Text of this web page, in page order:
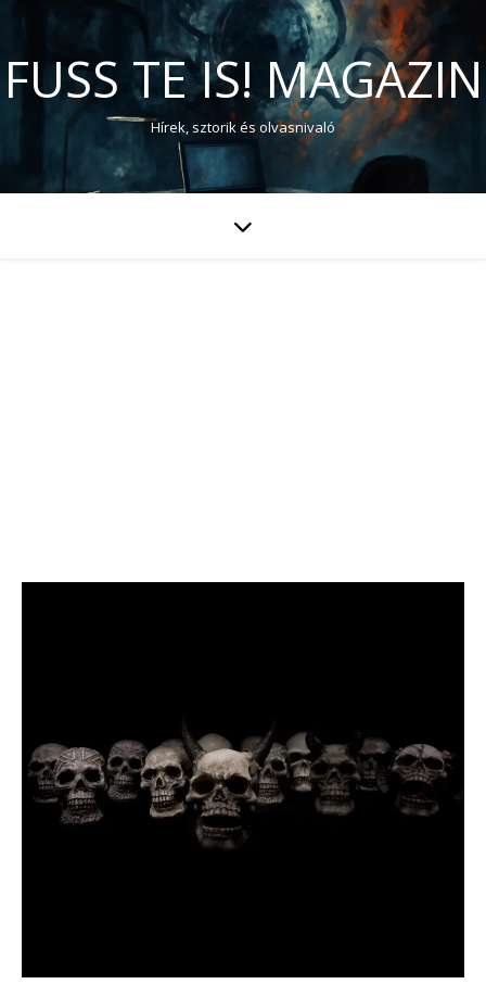
FUSS TE IS! MAGAZIN
Hírek, sztorik és olvasnivaló